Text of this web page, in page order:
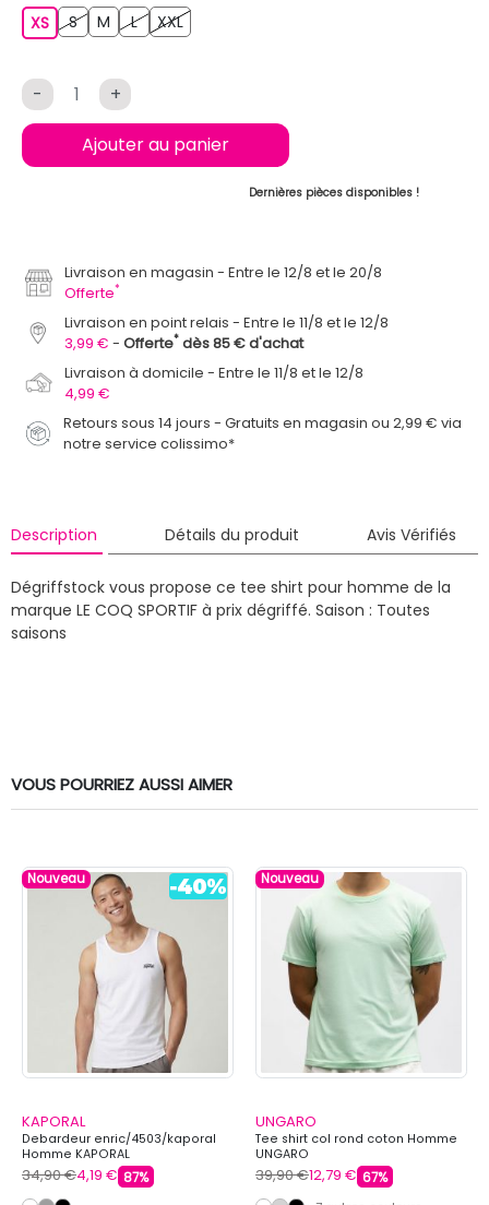
XSXSSS M LL XXLXXL
- +
Ajouter au panier
Dernières pièces disponibles !
Livraison en magasin
Entre le 12/8 et le 20/8
Offerte*
Livraison en point relais
Entre le 11/8 et le 12/8
3,99 €
Offerte* dès 85 € d'achat
Livraison à domicile
Entre le 11/8 et le 12/8
4,99 €
Retours sous 14 jours - Gratuits en magasin ou 2,99 € via
notre service colissimo*
Description Détails du produit Avis Vérifiés
Dégriffstock vous propose ce tee shirt pour homme de la
marque LE COQ SPORTIF à prix dégriffé. Saison : Toutes
saisons
VOUS POURRIEZ AUSSI AIMER
Nouveau
KAPORAL
Debardeur enric/4503/kaporal
Homme KAPORAL
34,90 €4,19 € 87%
Nouveau
UNGARO
Tee shirt col rond coton Homme
UNGARO
39,90 €12,79 € 67%